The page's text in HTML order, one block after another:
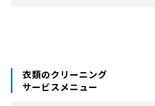
衣類のクリーニング
サービスメニュー